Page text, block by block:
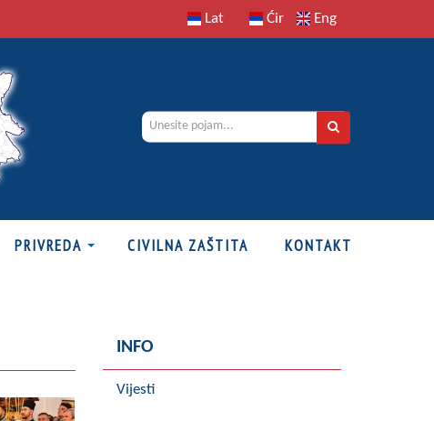
Lat Ćir Eng
PRIVREDA CIVILNA ZAŠTITA KONTAKT
INFO
Vijesti